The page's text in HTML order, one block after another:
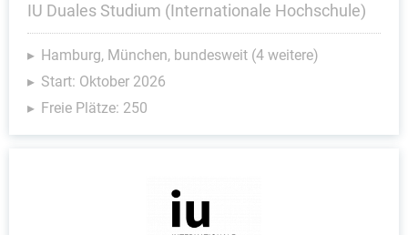
IU Duales Studium (Internationale Hochschule)
Hamburg, München, bundesweit (4 weitere)
Start: Oktober 2026
Freie Plätze: 250